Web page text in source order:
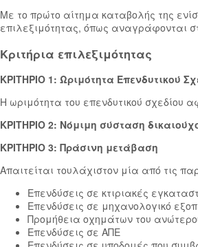
Με το πρώτο αίτημα καταβολής της
επιλεξιμότητας, όπως αναγράφονται
Κριτήρια επιλεξιμότητας
ΚΡΙΤΗΡΙΟ 1: Ωριμότητα Επενδυτικού
Η ωριμότητα του επενδυτικού σχεδίου
ΚΡΙΤΗΡΙΟ 2: Νόμιμη σύσταση
ΚΡΙΤΗΡΙΟ 3: Πράσινη μετάβαση
Απαιτείται τουλάχιστον μία από τις
Επενδύσεις σε κτιριακές
Επενδύσεις σε μηχανολογικό
Προμήθεια οχημάτων του
Επενδύσεις σε ΑΠΕ